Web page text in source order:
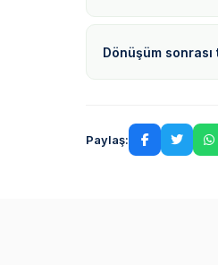
Dönüşüm
Paylaş: